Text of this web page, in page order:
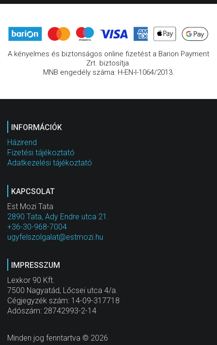
A kényelmes és biztonságos online fizetést a Barion Payment
Zrt. biztosítja.
MNB engedély száma: H-EN-I-1064/2013.
INFORMÁCIÓK
Házirend
Fizetési tájékoztató
Adatkezelési tájékoztató
KAPCSOLAT
Est Mozi Tata
2890 Tata, Ady Endre utca 21.
+36-30-968-7004
ugyfelszolgalat@estmozi.hu
IMPRESSZUM
Lexkor 90 Kft.
7500 Nagyatád, Lőcsei utca 4/a.
Cégjegyzék szám: 14-09-317718
Adószám: 28742993-2-14
Minden jog fenntartva © 2026